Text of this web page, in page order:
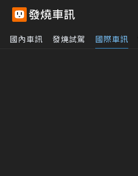
國內車訊 發燒試駕 國際車訊